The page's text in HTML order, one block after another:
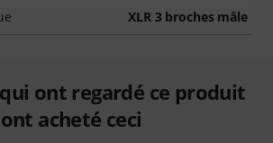
XLR 3 broches mâle
ont regardé ce produit
ont acheté ceci